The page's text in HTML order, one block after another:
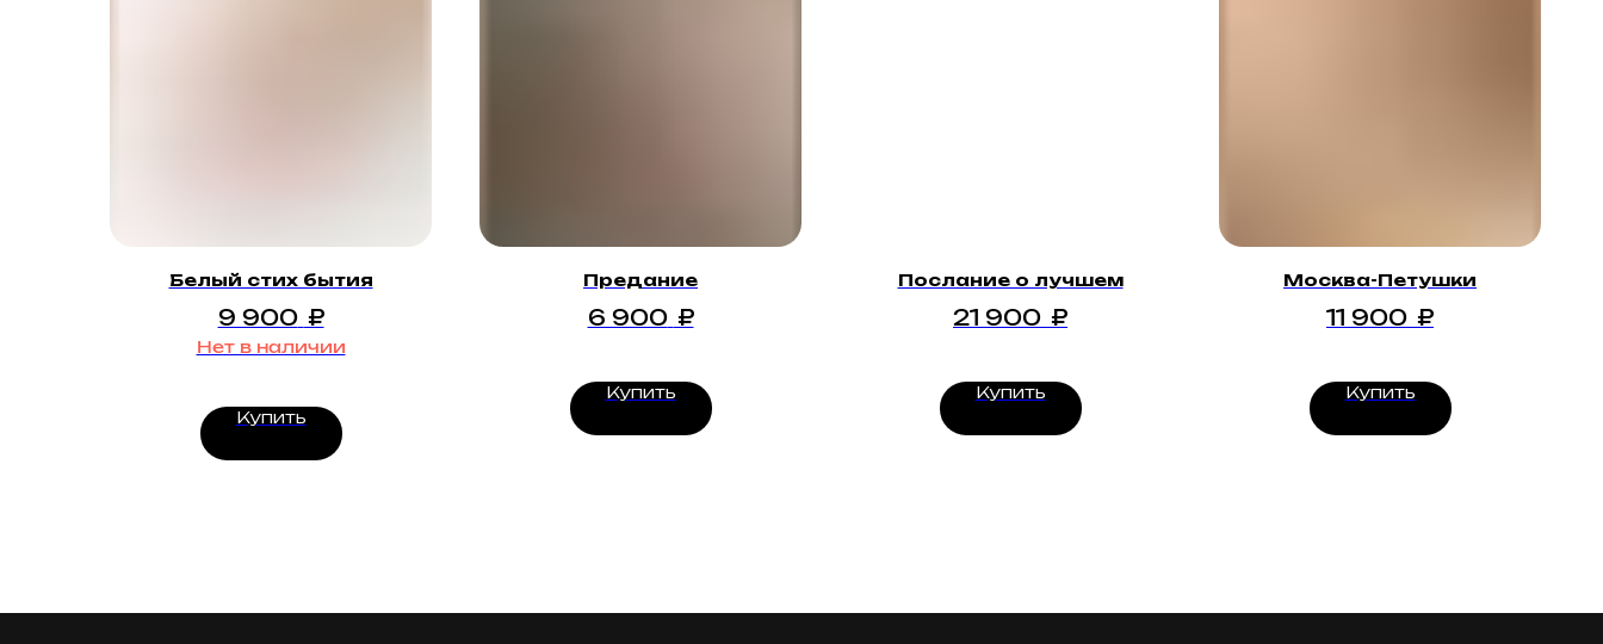
Белый стих бытия
9 900 ₽
Нет в наличии
Купить
Предание
6 900 ₽
Купить
Послание о лучшем
21 900 ₽
Купить
Москва-Петушки
11 900 ₽
Купить